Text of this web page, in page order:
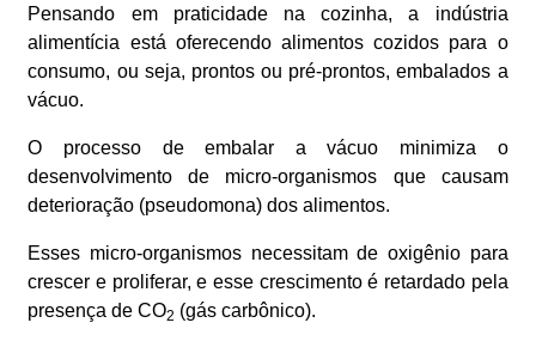
Pensando em praticidade na cozinha, a indústria
alimentícia está oferecendo alimentos cozidos para o
consumo, ou seja, prontos ou pré-prontos, embalados a
vácuo.
O processo de embalar a vácuo minimiza o
desenvolvimento de micro-organismos que causam
deterioração (pseudomona) dos alimentos.
Esses micro-organismos necessitam de oxigênio para
crescer e proliferar, e esse crescimento é retardado pela
presença de CO2 (gás carbônico).